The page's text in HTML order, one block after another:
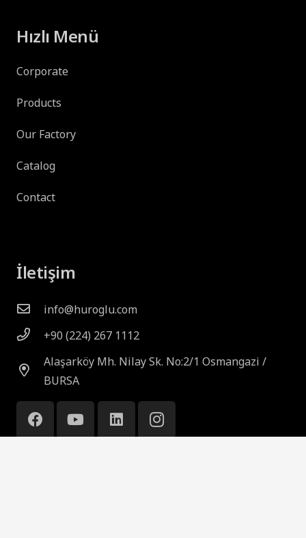
Hızlı Menü
Corporate
Products
Our Factory
Catalog
Contact
İletişim
info@huroglu.com
+90 (224) 267 1112
Alaşarköy Mh. Nilay Sk. No:2/1 Osmangazi /
BURSA